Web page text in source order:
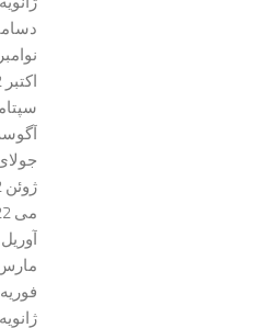
دسامبر
نوامبر 2022
اکتبر 2022
سپتامبر
آگوست
جولای
ژوئن 2022
می 2022
آوریل 2022
مارس
فوریه 2022
ژانویه 2022